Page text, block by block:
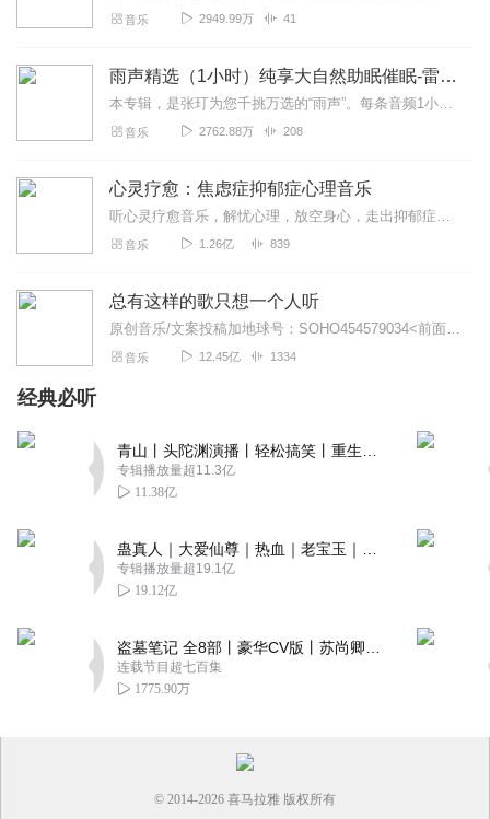
音乐 2949.99万 41
雨声精选（1小时）纯享大自然助眠催眠-雷雨声，下雨
本专辑，是张玎为您千挑万选的“雨声”。每条音频1小时，中间没有打扰。有轻柔细雨、淅淅沥沥；雨滴入水，滴答作响；隐隐雷声，隆隆为伴；流水潺潺，映入耳畔。这里没有音...
音乐 2762.88万 208
心灵疗愈：焦虑症抑郁症心理音乐
听心灵疗愈音乐，解忧心理，放空身心，走出抑郁症、焦虑症、恐惧症等情绪困扰。疗愈音乐=心灵养生最有效的聆听建议：步骤一、选择安静的环境，闭目静卧或坐。步骤二、根据...
音乐 1.26亿 839
总有这样的歌只想一个人听
原创音乐/文案投稿加地球号：SOHO454579034<前面英文是大写>带上你的音乐和故事与我们相遇..每一位小伙伴的经历都是我们创作的源头..
音乐 12.45亿 1334
经典必听
专辑播放量超11.3亿
11.38亿
专辑播放量超19.1亿
19.12亿
连载节目超七百集
1775.90万
© 2014-2026 喜马拉雅 版权所有